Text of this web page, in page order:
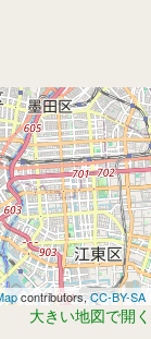
contributors,CC-BY-SA
大きい地図で開く